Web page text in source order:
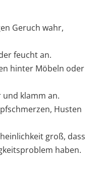
Geruch wahr,
feucht an.
hinter Möbeln oder
und klamm an.
Husten
groß, dass
haben.